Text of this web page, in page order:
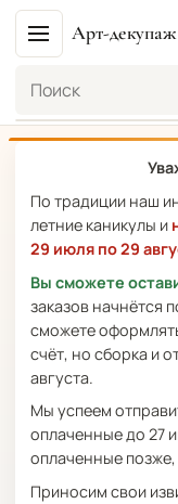
Арт-декупаж
По традиции наш
летние каникулы и
29 июля по 29
Вы сможете
заказов начнётся
сможете
счёт, но сборка и
августа.
Мы успеем
оплаченные до 27
оплаченные позже,
Приносим свои